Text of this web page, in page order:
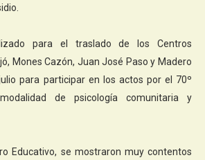
para el traslado de los Centros
Mones Cazón, Juan José Paso y Madero
para participar en los actos por el 70º
de psicología comunitaria y
Educativo, se mostraron muy contentos